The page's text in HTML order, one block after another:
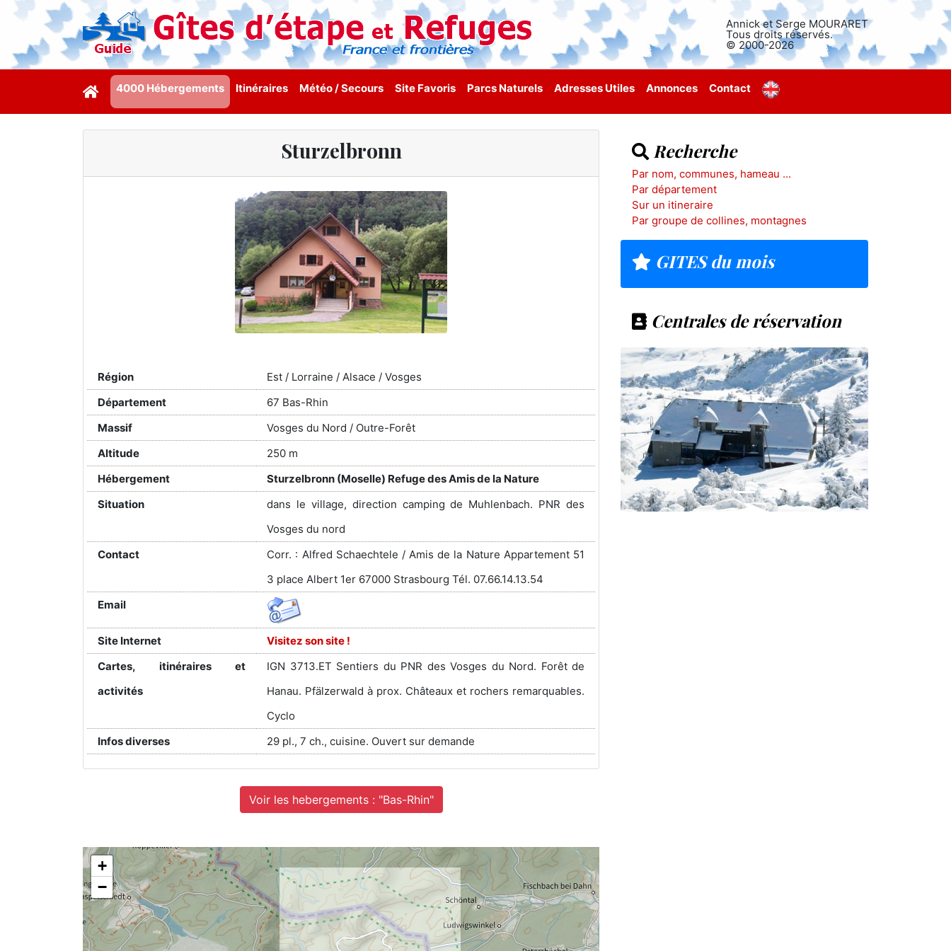
Annick et Serge MOURARET
Tous droits réservés.
© 2000-2026
4000 Hébergements Itinéraires Météo / Secours Site Favoris Parcs Naturels Adresses Utiles Annonces Contact
Sturzelbronn
Région
Est / Lorraine / Alsace / Vosges
Département
67 Bas-Rhin
Massif
Vosges du Nord / Outre-Forêt
Altitude
250 m
Hébergement
Sturzelbronn (Moselle) Refuge des Amis de la Nature
Situation
dans le village, direction camping de Muhlenbach. PNR des
Vosges du nord
Contact
Corr. : Alfred Schaechtele / Amis de la Nature Appartement 51
3 place Albert 1er 67000 Strasbourg Tél. 07.66.14.13.54
Email
Site Internet
Visitez son site !
Cartes, itinéraires et
activités
IGN 3713.ET Sentiers du PNR des Vosges du Nord. Forêt de
Hanau. Pfälzerwald à prox. Châteaux et rochers remarquables.
Cyclo
Infos diverses
29 pl., 7 ch., cuisine. Ouvert sur demande
Voir les hebergements : "Bas-Rhin"
+
−
Recherche
Par nom, communes, hameau ...
Par département
Sur un itineraire
Par groupe de collines, montagnes
GITES du mois
Centrales de réservation